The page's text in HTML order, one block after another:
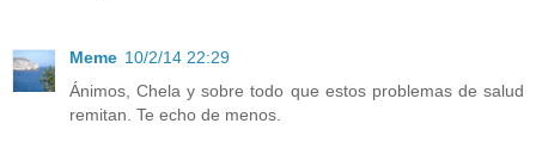
Meme 10/2/14 22:29
Ánimos, Chela y sobre todo que estos problemas de salud
remitan. Te echo de menos.